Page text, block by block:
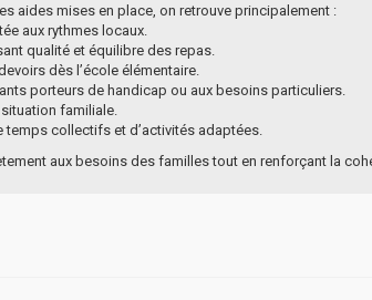
aides mises en place, on retrouve principalement :
aux rythmes locaux.
qualité et équilibre des repas.
dès l’école élémentaire.
porteurs de handicap ou aux besoins particuliers.
familiale.
collectifs et d’activités adaptées.
aux besoins des familles tout en renforçant la